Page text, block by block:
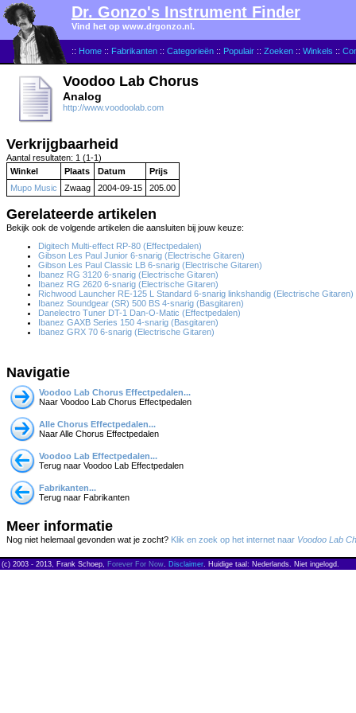
:: Home :: Fabrikanten :: Categorieën :: Populair :: Zoeken :: Winkels ::
Dr. Gonzo's Instrument Finder
Vind het op www.drgonzo.nl.
Voodoo Lab Chorus
Analog
http://www.voodoolab.com
Verkrijgbaarheid
Aantal resultaten: 1 (1-1)
Winkel
Plaats Datum
Prijs
Mupo Music
Zwaag 2004-09-15 205.00
Gerelateerde artikelen
Bekijk ook de volgende artikelen die aansluiten bij jouw keuze:
Digitech Multi-effect RP-80 (Effectpedalen)
Gibson Les Paul Junior 6-snarig (Electrische Gitaren)
Gibson Les Paul Classic LB 6-snarig (Electrische Gitaren)
Ibanez RG 3120 6-snarig (Electrische Gitaren)
Ibanez RG 2620 6-snarig (Electrische Gitaren)
Richwood Launcher RE-125 L Standard 6-snarig linkshandig (Electrische Gitaren)
Ibanez Soundgear (SR) 500 BS 4-snarig (Basgitaren)
Danelectro Tuner DT-1 Dan-O-Matic (Effectpedalen)
Ibanez GAXB Series 150 4-snarig (Basgitaren)
Ibanez GRX 70 6-snarig (Electrische Gitaren)
Navigatie
Voodoo Lab Chorus Effectpedalen...
Naar Voodoo Lab Chorus Effectpedalen
Alle Chorus Effectpedalen...
Naar Alle Chorus Effectpedalen
Voodoo Lab Effectpedalen...
Terug naar Voodoo Lab Effectpedalen
Fabrikanten...
Terug naar Fabrikanten
Meer informatie
Nog niet helemaal gevonden wat je zocht? Klik en zoek op het internet naar Voodoo Lab
(c) 2003 - 2013, Frank Schoep, Forever For Now. Disclaimer. Huidige taal: Nederlands. Niet ingelogd.